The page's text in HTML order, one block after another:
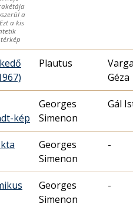
a
a kis
Plautus
Géza
kép
Georges
Simenon
Gál
Georges
Simenon
-
Georges
Simenon
-